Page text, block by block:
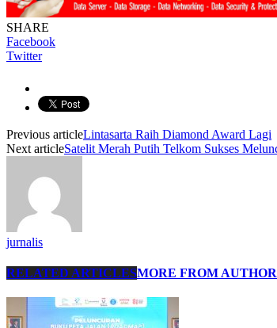
SHARE
Facebook
Twitter
Previous articleLintasarta Raih Diamond Award Lagi
Next articleSatelit Merah Putih Telkom Sukses
jurnalis
RELATED ARTICLESMORE FROM AUTHOR